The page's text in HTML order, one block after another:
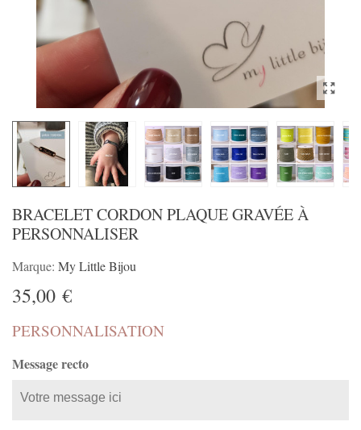
BRACELET CORDON PLAQUE GRAVÉE À
PERSONNALISER
Marque: My Little Bijou
35,00 €
PERSONNALISATION
Message recto